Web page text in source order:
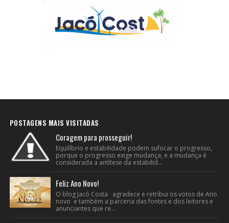
POSTAGENS MAIS VISITADAS
Coragem para prosseguir!
Equilíbrio e estabilidade podem sufocar o progresso,
porque o progresso exige mudança, e a mudança é
considerada a antítese da estabilid...
Feliz Ano Novo!
O blog Jacó Costa agradece e retribui os votos de Ano
novo e também a parceria das fontes e dos leitores e
anunciantes que re...